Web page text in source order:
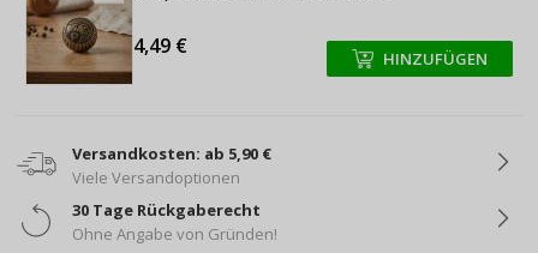
4,49 € +
+ HINZUFÜGEN
Versandkosten: ab 5,90 €
Viele Versandoptionen
30 Tage Rückgaberecht
Ohne Angabe von Gründen!